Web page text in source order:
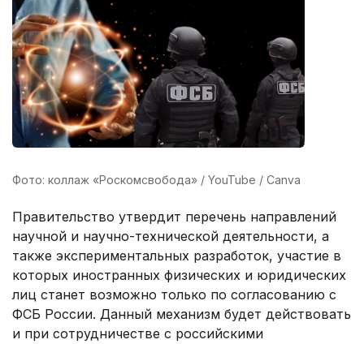
Фото: коллаж «Роскомсвобода» / YouTube / Canva
Правительство утвердит перечень направлений
научной и научно-технической деятельности, а
также экспериментальных разработок, участие в
которых иностранных физических и юридических
лиц станет возможно только по согласованию с
ФСБ России. Данный механизм будет действовать
и при сотрудничестве с российскими